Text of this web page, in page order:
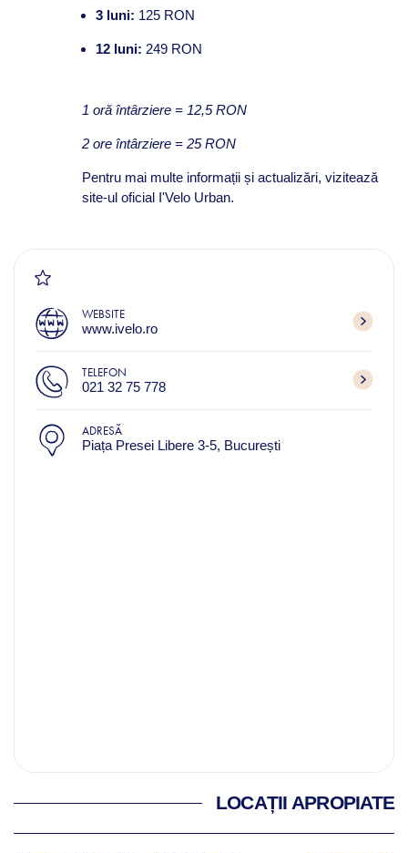
3 luni: 125 RON​
12 luni: 249 RON​
​1 oră întârziere = 12,5 RON
​2 ore întârziere = 25 RON
Pentru mai multe informații și actualizări, vizitează
site-ul oficial I'Velo Urban.
WEBSITE
www.ivelo.ro
TELEFON
021 32 75 778
ADRESĂ
Piața Presei Libere 3-5, București
LOCAȚII APROPIATE